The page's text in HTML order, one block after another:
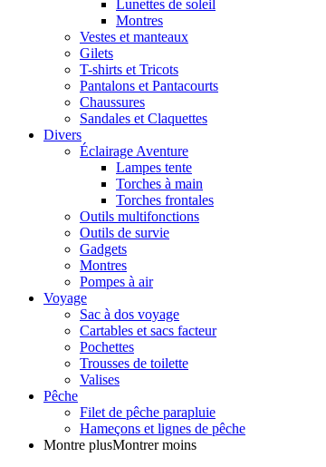
Lunettes de soleil
Montres
Vestes et manteaux
Gilets
T-shirts et Tricots
Pantalons et Pantacourts
Chaussures
Sandales et Claquettes
Divers
Éclairage Aventure
Lampes tente
Torches à main
Torches frontales
Outils multifonctions
Outils de survie
Gadgets
Montres
Pompes à air
Voyage
Sac à dos voyage
Cartables et sacs facteur
Pochettes
Trousses de toilette
Valises
Pêche
Filet de pêche parapluie
Hameçons et lignes de pêche
Montre plusMontrer moins